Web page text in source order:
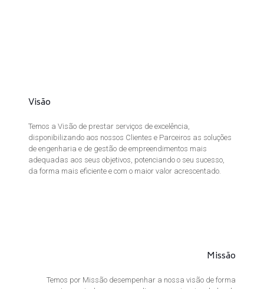
Visão
Temos a Visão de prestar serviços de excelência,
disponibilizando aos nossos Clientes e Parceiros as soluções
de engenharia e de gestão de empreendimentos mais
adequadas aos seus objetivos, potenciando o seu sucesso,
da forma mais eficiente e com o maior valor acrescentado.
Missão
Temos por Missão desempenhar a nossa visão de forma